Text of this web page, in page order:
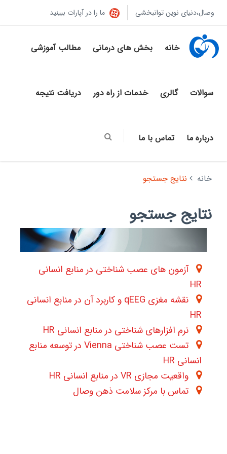
وصال،دنیای نوین توانبخشی ما را در آپارات ببینید
خانه بخش های درمانی مطالب آموزشی
سوالات گالری خدمات از راه دور دریافت نتیجه
درباره ما تماس با ما
خانه نتایج جستجو
نتایج جستجو
آزمون های عصب شناختی در منابع انسانی
HR
نقشه مغزی qEEG و کاربرد آن در منابع انسانی
HR
نرم افزارهای شناختی در منابع انسانی HR
تست عصب شناختی Vienna در توسعه منابع
انسانی HR
واقعیت مجازی VR در منابع انسانی HR
تماس با مرکز سلامت ذهن وصال